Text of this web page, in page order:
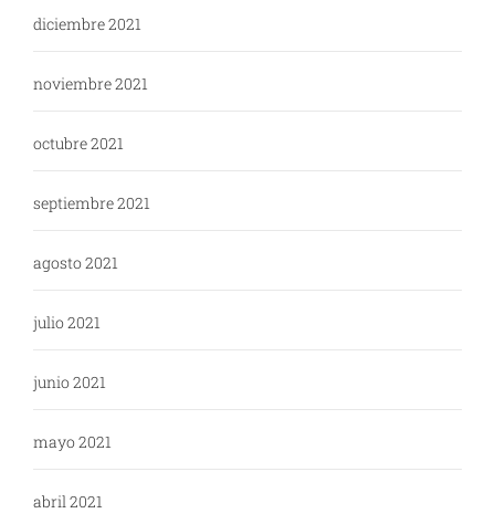
diciembre 2021
noviembre 2021
octubre 2021
septiembre 2021
agosto 2021
julio 2021
junio 2021
mayo 2021
abril 2021